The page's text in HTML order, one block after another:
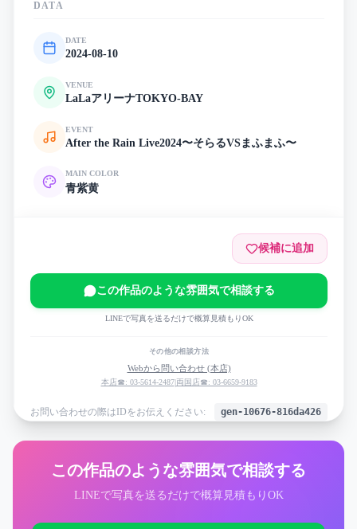
DATA
DATE
2024-08-10
VENUE
LaLaアリーナTOKYO-BAY
EVENT
After the Rain Live2024〜そらるVSまふまふ〜
MAIN COLOR
青紫黄
候補に追加
この作品のような雰囲気で相談する
LINEで写真を送るだけで概算見積もりOK
その他の相談方法
Webから問い合わせ (本店)
本店☎: 03-5614-2487|両国店☎: 03-6659-9183
お問い合わせの際はIDをお伝えください: gen-10676-816da426
この作品のような雰囲気で相談する
LINEで写真を送るだけで概算見積もりOK